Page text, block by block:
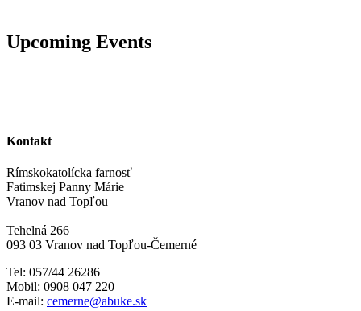
Upcoming Events
Kontakt
Rímskokatolícka farnosť
Fatimskej Panny Márie
Vranov nad Topľou
Tehelná 266
093 03 Vranov nad Topľou-Čemerné
Tel: 057/44 26286
Mobil: 0908 047 220
E-mail: cemerne@abuke.sk